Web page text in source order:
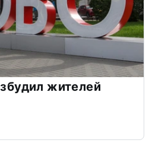
жителей